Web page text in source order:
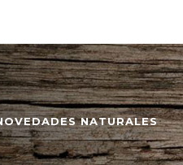
NATURALES